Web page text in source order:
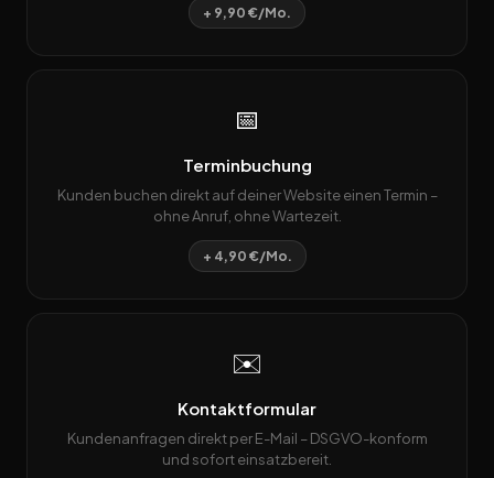
+ 9,90 €/Mo.
📅
Terminbuchung
Kunden buchen direkt auf deiner Website einen Termin –
ohne Anruf, ohne Wartezeit.
+ 4,90 €/Mo.
✉️
Kontaktformular
Kundenanfragen direkt per E-Mail – DSGVO-konform
und sofort einsatzbereit.